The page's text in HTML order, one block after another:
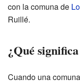
con la comuna de
Ruillé.
¿Qué
Cuando una